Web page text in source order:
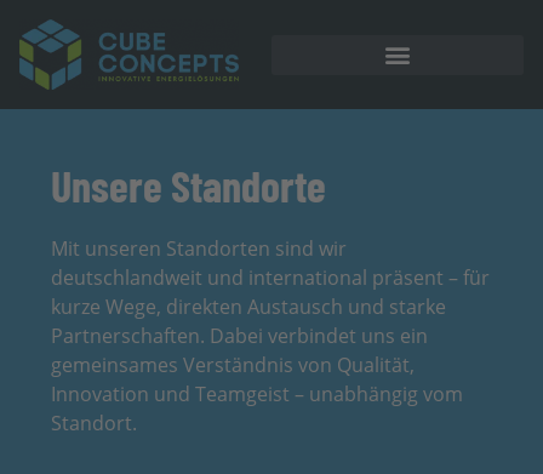
Unsere Standorte
Mit unseren Standorten sind wir
deutschlandweit und international präsent – für
kurze Wege, direkten Austausch und starke
Partnerschaften. Dabei verbindet uns ein
gemeinsames Verständnis von Qualität,
Innovation und Teamgeist – unabhängig vom
Standort.